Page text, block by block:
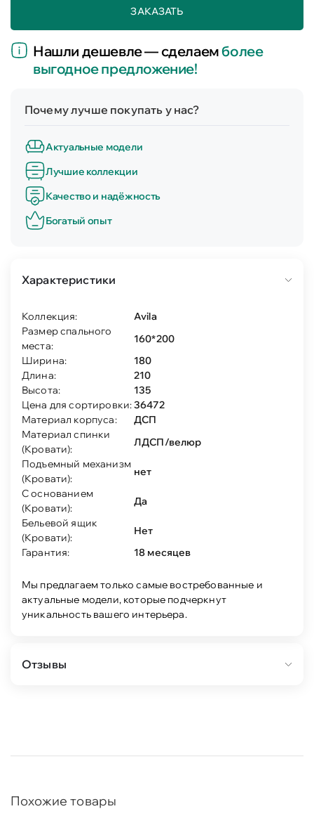
ЗАКАЗАТЬ
Нашли дешевле — сделаемболее
выгодное предложение!
Почему лучше покупать у нас?
Актуальные модели
Лучшие коллекции
Качество и надёжность
Богатый опыт
Характеристики
Коллекция:
Avila
Размер спального
места:
160*200
Ширина:
180
Длина:
210
Высота:
135
Цена для сортировки:36472
Материал корпуса:
ДСП
Материал спинки
(Кровати):
ЛДСП/велюр
Подъемный механизм
(Кровати):
нет
С основанием
(Кровати):
Да
Бельевой ящик
(Кровати):
Нет
Гарантия:
18 месяцев
Мы предлагаем только самые востребованные и
актуальные модели, которые подчеркнут
уникальность вашего интерьера.
Отзывы
Похожие товары